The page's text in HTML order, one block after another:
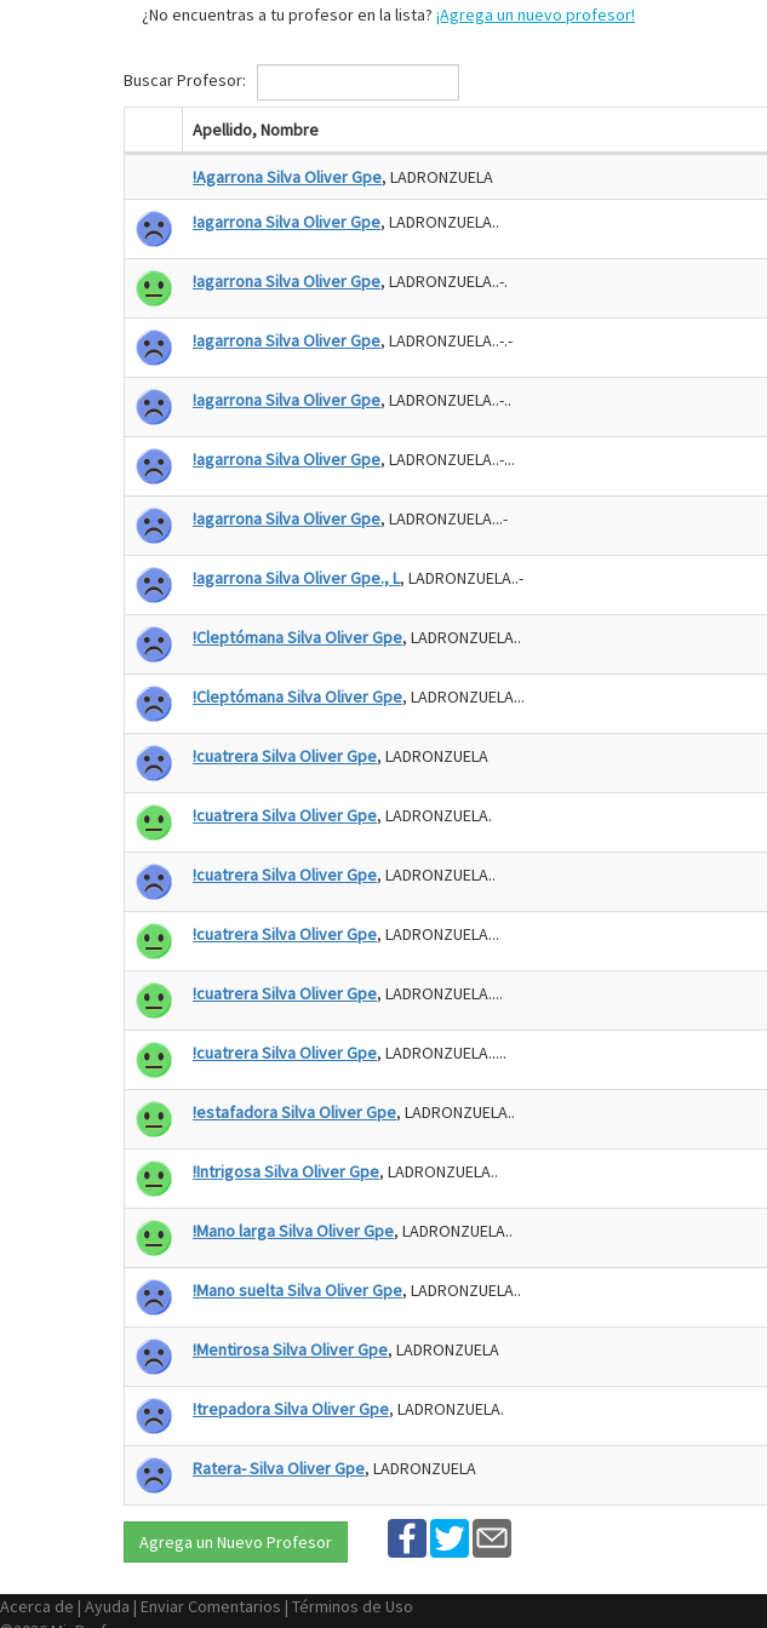
¿No encuentras a tu profesor en la lista? ¡Agrega un nuevo profesor!
Buscar Profesor:
Apellido, Nombre
!Agarrona Silva Oliver Gpe, LADRONZUELA
!agarrona Silva Oliver Gpe, LADRONZUELA..
!agarrona Silva Oliver Gpe, LADRONZUELA..-.
!agarrona Silva Oliver Gpe, LADRONZUELA..-.-
!agarrona Silva Oliver Gpe, LADRONZUELA..-..
!agarrona Silva Oliver Gpe, LADRONZUELA..-...
!agarrona Silva Oliver Gpe, LADRONZUELA...-
!agarrona Silva Oliver Gpe., L, LADRONZUELA..-
!Cleptómana Silva Oliver Gpe, LADRONZUELA..
!Cleptómana Silva Oliver Gpe, LADRONZUELA...
!cuatrera Silva Oliver Gpe, LADRONZUELA
!cuatrera Silva Oliver Gpe, LADRONZUELA.
!cuatrera Silva Oliver Gpe, LADRONZUELA..
!cuatrera Silva Oliver Gpe, LADRONZUELA...
!cuatrera Silva Oliver Gpe, LADRONZUELA....
!cuatrera Silva Oliver Gpe, LADRONZUELA.....
!estafadora Silva Oliver Gpe, LADRONZUELA..
!Intrigosa Silva Oliver Gpe, LADRONZUELA..
!Mano larga Silva Oliver Gpe, LADRONZUELA..
!Mano suelta Silva Oliver Gpe, LADRONZUELA..
!Mentirosa Silva Oliver Gpe, LADRONZUELA
!trepadora Silva Oliver Gpe, LADRONZUELA.
Ratera- Silva Oliver Gpe, LADRONZUELA
Agrega un Nuevo Profesor
Acerca de | Ayuda | Enviar Comentarios | Términos de Uso